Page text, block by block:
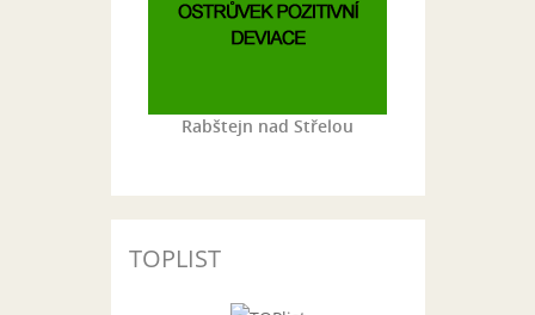
Rabštejn nad Střelou
TOPLIST